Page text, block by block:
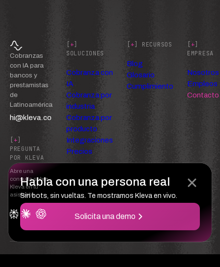
Habla con una persona real
Sin bots, sin vueltas. Te mostramos Kleva en vivo.
Solicita una demo
Cobranzas
con IA para
bancos y
prestamistas
de
Latinoamérica
hi@kleva.co
[+]
PREGUNTA
POR KLEVA
Abre una
consulta sobre
Kleva en tu
asistente
[+]
SOLUCIONES
Cobranza con
IA
Cobranza por
industria
Cobranza por
producto
Integraciones
Precios
[+] RECURSOS
Blog
Glosario
Cumplimiento
[+]
EMPRESA
Nosotros
Empleos
Contacto